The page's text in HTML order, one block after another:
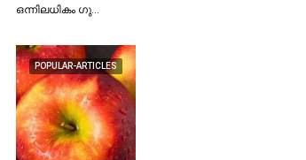
ഒന്നിലധികം ഗു…
POPULAR-ARTICLES